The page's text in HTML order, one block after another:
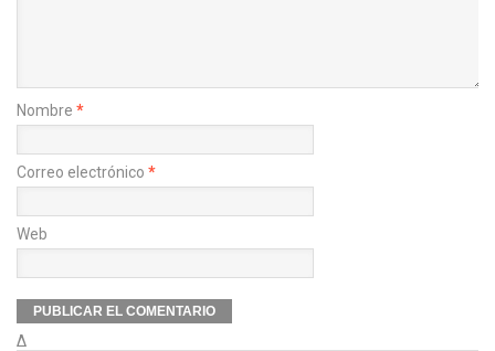
Nombre *
Correo electrónico *
Web
Δ